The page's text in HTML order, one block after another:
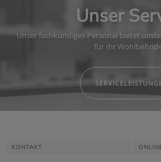
Unser
Unser fachkundiges Personal bietet
für Ihr
KONTAKT